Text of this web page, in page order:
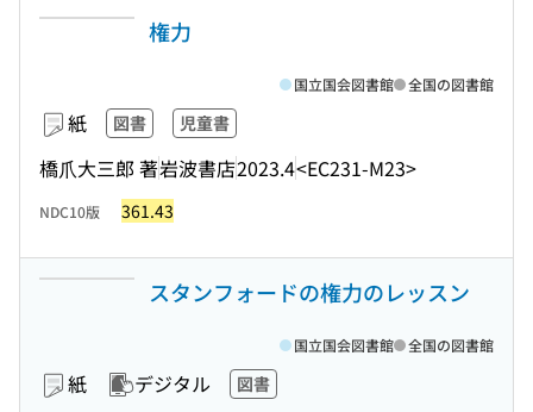
権力
紙 図書 児童書
橋爪大三郎 著岩波書店2023.4<EC231-M23>
国立国会図書館 全国の図書館
NDC10版 361.43
スタンフォードの権力のレッスン
紙 デジタル 図書
国立国会図書館 全国の図書館